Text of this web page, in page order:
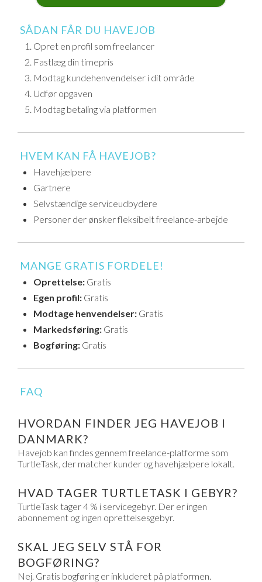
SÅDAN FÅR DU HAVEJOB
Opret en profil som freelancer
Fastlæg din timepris
Modtag kundehenvendelser i dit område
Udfør opgaven
Modtag betaling via platformen
HVEM KAN FÅ HAVEJOB?
Havehjælpere
Gartnere
Selvstændige serviceudbydere
Personer der ønsker fleksibelt freelance-arbejde
MANGE GRATIS FORDELE!
Oprettelse: Gratis
Egen profil: Gratis
Modtage henvendelser: Gratis
Markedsføring: Gratis
Bogføring: Gratis
FAQ
HVORDAN FINDER JEG HAVEJOB I
DANMARK?
Havejob kan findes gennem freelance-platforme som
TurtleTask, der matcher kunder og havehjælpere lokalt.
HVAD TAGER TURTLETASK I GEBYR?
TurtleTask tager 4 % i servicegebyr. Der er ingen
abonnement og ingen oprettelsesgebyr.
SKAL JEG SELV STÅ FOR
BOGFØRING?
Nej. Gratis bogføring er inkluderet på platformen.